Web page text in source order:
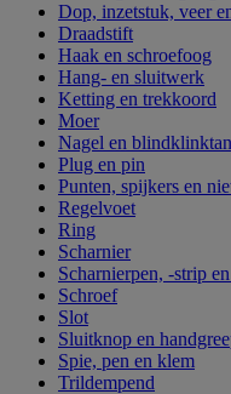
Dop, inzetstuk, veer
Draadstift
Haak en schroefoog
Hang- en sluitwerk
Ketting en trekkoord
Moer
Nagel en
Plug en pin
Punten, spijkers en
Regelvoet
Ring
Scharnier
Scharnierpen, -strip
Schroef
Slot
Sluitknop en
Spie, pen en klem
Trildempend